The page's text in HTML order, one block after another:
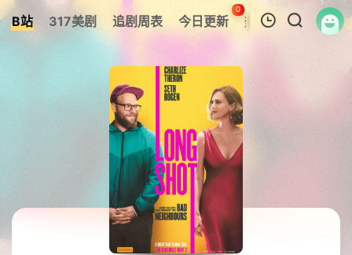
B站 317美剧 追剧周表 今日更新
0
热榜 APP
暂无观看影片的记录